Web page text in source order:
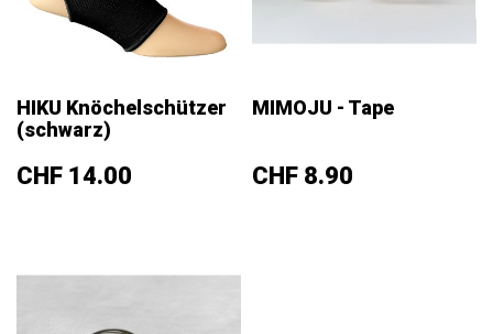
HIKU Knöchelschützer
(schwarz)
Preis
CHF 14.00
MIMOJU - Tape
Preis
CHF 8.90